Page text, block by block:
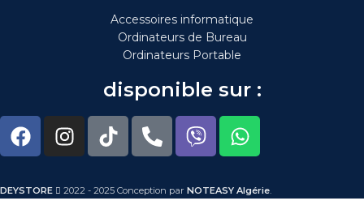
Accessoires informatique
Ordinateurs de Bureau
Ordinateurs Portable
disponible sur :
DEYSTORE 2022 - 2025 Conception par NOTEASY Algérie.